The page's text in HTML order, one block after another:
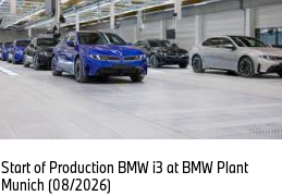
Start of Production BMW i3 at BMW Plant
Munich (08/2026)